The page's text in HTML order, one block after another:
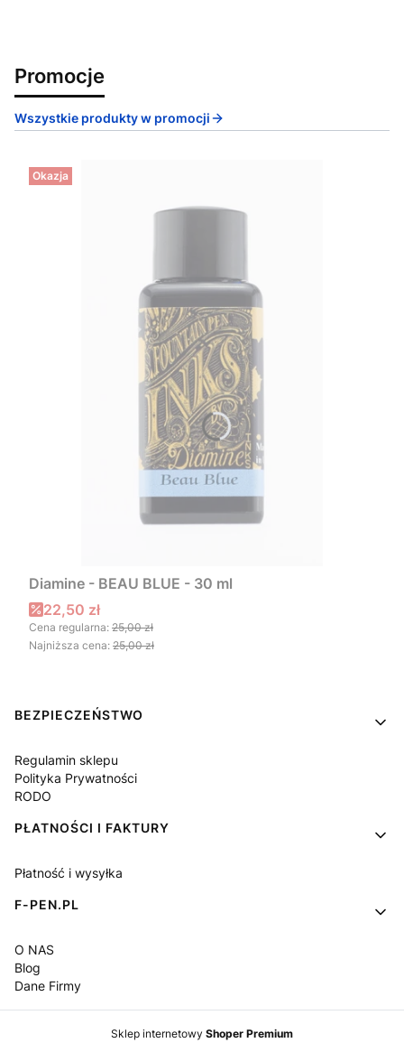
Promocje
Wszystkie produkty w promocji
Okazja
Diamine - BEAU BLUE - 30 ml
Cena promocyjna
22,50 zł
Cena regularna: 25,00 zł
Najniższa cena: 25,00 zł
Linki w stopce
BEZPIECZEŃSTWO
Regulamin sklepu
Polityka Prywatności
RODO
PŁATNOŚCI I FAKTURY
Płatność i wysyłka
F-PEN.PL
O NAS
Blog
Dane Firmy
Sklep internetowy Shoper Premium